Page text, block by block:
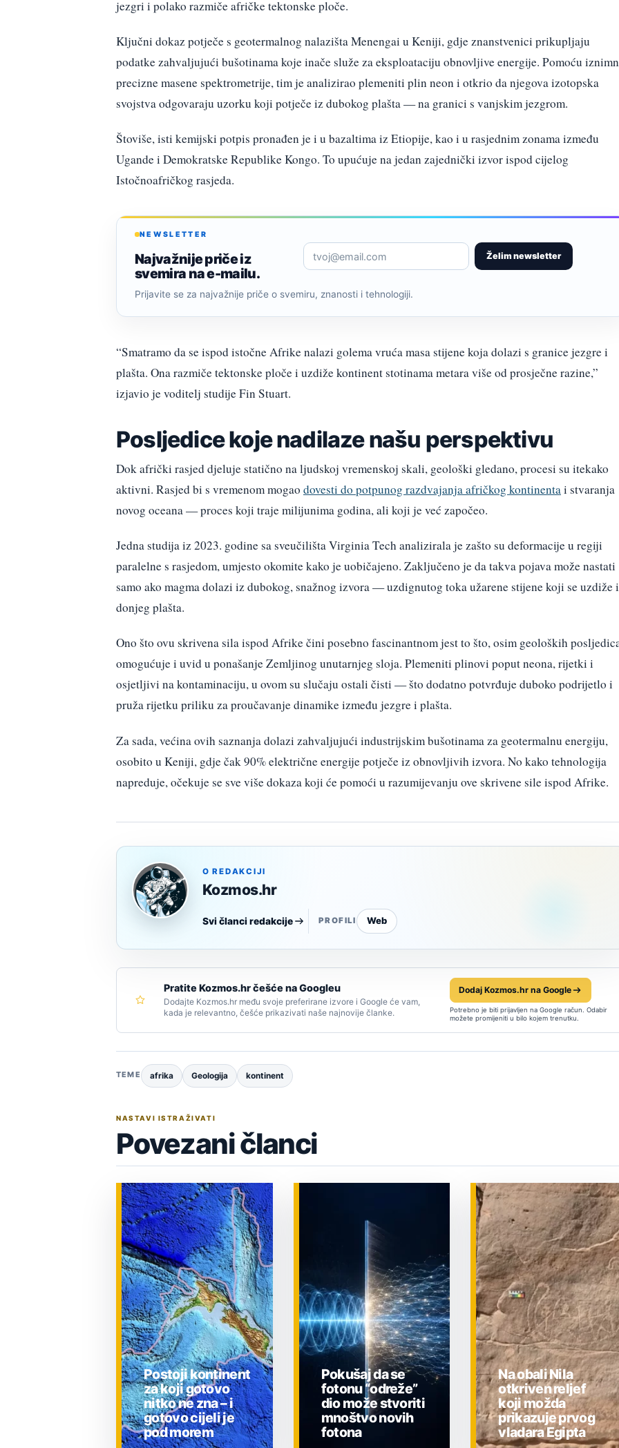
jezgri i polako razmiče afričke tektonske ploče.
Ključni dokaz potječe s geotermalnog nalazišta Menengai u Keniji, gdje znanstvenici prikupljaju
podatke zahvaljujući bušotinama koje inače služe za eksploataciju obnovljive energije. Pomoću
precizne masene spektrometrije, tim je analizirao plemeniti plin neon i otkrio da njegova izotopska
svojstva odgovaraju uzorku koji potječe iz dubokog plašta — na granici s vanjskim jezgrom.
Štoviše, isti kemijski potpis pronađen je i u bazaltima iz Etiopije, kao i u rasjednim zonama između
Ugande i Demokratske Republike Kongo. To upućuje na jedan zajednički izvor ispod cijelog
Istočnoafričkog rasjeda.
NEWSLETTER
Najvažnije priče iz
svemira na e-mailu.
Želim newsletter
Prijavite se za najvažnije priče o svemiru, znanosti i tehnologiji.
“Smatramo da se ispod istočne Afrike nalazi golema vruća masa stijene koja dolazi s granice jezgre i
plašta. Ona razmiče tektonske ploče i uzdiže kontinent stotinama metara više od prosječne razine,”
izjavio je voditelj studije Fin Stuart.
Posljedice koje nadilaze našu perspektivu
Dok afrički rasjed djeluje statično na ljudskoj vremenskoj skali, geološki gledano, procesi su itekako
aktivni. Rasjed bi s vremenom mogao dovesti do potpunog razdvajanja afričkog kontinentai stvaranja
novog oceana — proces koji traje milijunima godina, ali koji je već započeo.
Jedna studija iz 2023. godine sa sveučilišta Virginia Tech analizirala je zašto su deformacije u regiji
paralelne s rasjedom, umjesto okomite kako je uobičajeno. Zaključeno je da takva pojava može nastati
samo ako magma dolazi iz dubokog, snažnog izvora — uzdignutog toka užarene stijene koji se uzdiže
donjeg plašta.
Ono što ovu skrivena sila ispod Afrike čini posebno fascinantnom jest to što, osim geoloških
omogućuje i uvid u ponašanje Zemljinog unutarnjeg sloja. Plemeniti plinovi poput neona, rijetki i
osjetljivi na kontaminaciju, u ovom su slučaju ostali čisti — što dodatno potvrđuje duboko podrijetlo i
pruža rijetku priliku za proučavanje dinamike između jezgre i plašta.
Za sada, većina ovih saznanja dolazi zahvaljujući industrijskim bušotinama za geotermalnu energiju,
osobito u Keniji, gdje čak 90% električne energije potječe iz obnovljivih izvora. No kako tehnologija
napreduje, očekuje se sve više dokaza koji će pomoći u razumijevanju ove skrivene sile ispod Afrike.
O REDAKCIJI
Kozmos.hr
Svi članci redakcije PROFILI Web
Pratite Kozmos.hr češće na Googleu
Dodajte Kozmos.hr među svoje preferirane izvore i Google će vam,
kada je relevantno, češće prikazivati naše najnovije članke.
Dodaj Kozmos.hr na Google
Potrebno je biti prijavljen na Google račun. Odabir
možete promijeniti u bilo kojem trenutku.
TEME afrika Geologija kontinent
NASTAVI ISTRAŽIVATI
Povezani članci
Postoji kontinent
za koji gotovo
nitko ne zna – i
gotovo cijeli je
pod morem
Pokušaj da se
fotonu “odreže”
dio može stvoriti
mnoštvo novih
fotona
Na obali Nila
otkriven reljef
koji možda
prikazuje prvog
vladara Egipta